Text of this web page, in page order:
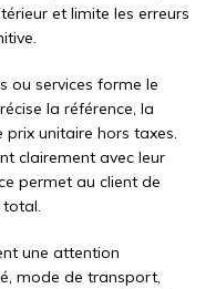
et limite les erreurs
ou services forme le
la référence, la
unitaire hors taxes.
clairement avec leur
permet au client de
une attention
mode de transport,